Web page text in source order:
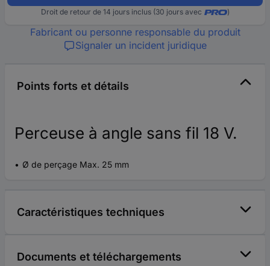
Droit de retour de 14 jours inclus (30 jours avec )
Fabricant ou personne responsable du produit
Signaler un incident juridique
Points forts et détails
Perceuse à angle sans fil 18 V.
Ø de perçage Max. 25 mm
Caractéristiques techniques
Documents et téléchargements